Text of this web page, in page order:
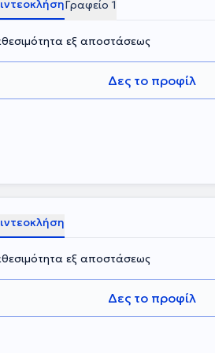
Γραφείο 1
εξ αποστάσεως
Δες το προφίλ
εξ αποστάσεως
Δες το προφίλ